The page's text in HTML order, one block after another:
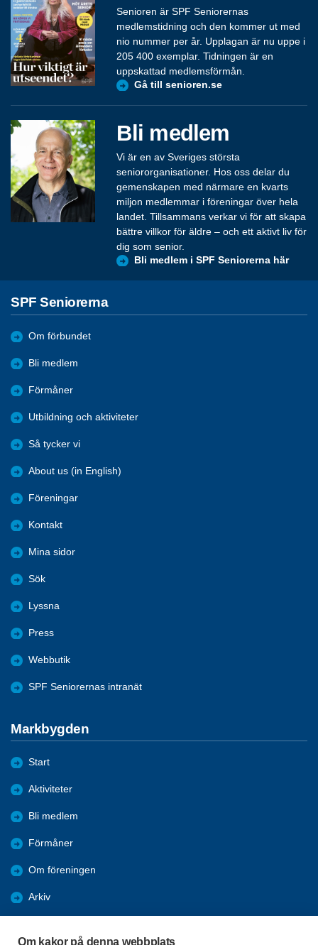
Om kakor på denna webbplats
Senioren är SPF Seniorernas
medlemstidning och den kommer ut med
nio nummer per år. Upplagan är nu uppe i
205 400 exemplar. Tidningen är en
uppskattad medlemsförmån.
Gå till senioren.se
Bli medlem
Vi är en av Sveriges största
seniororganisationer. Hos oss delar du
gemenskapen med närmare en kvarts
miljon medlemmar i föreningar över hela
landet. Tillsammans verkar vi för att skapa
bättre villkor för äldre – och ett aktivt liv för
dig som senior.
Bli medlem i SPF Seniorerna här
SPF Seniorerna
Om förbundet
Bli medlem
Förmåner
Utbildning och aktiviteter
Så tycker vi
About us (in English)
Föreningar
Kontakt
Mina sidor
Sök
Lyssna
Press
Webbutik
SPF Seniorernas intranät
Markbygden
Start
Aktiviteter
Bli medlem
Förmåner
Om föreningen
Arkiv